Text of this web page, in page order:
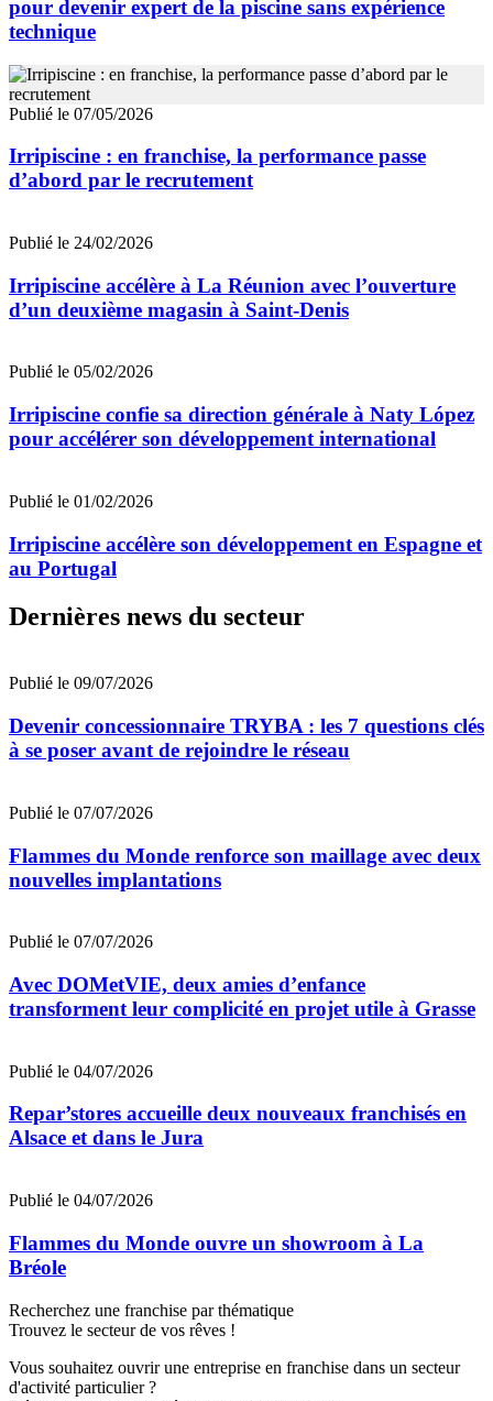
pour devenir expert de la piscine sans expérience
technique
Publié le 07/05/2026
Irripiscine : en franchise, la performance passe
d’abord par le recrutement
Publié le 24/02/2026
Irripiscine accélère à La Réunion avec l’ouverture
d’un deuxième magasin à Saint-Denis
Publié le 05/02/2026
Irripiscine confie sa direction générale à Naty López
pour accélérer son développement international
Publié le 01/02/2026
Irripiscine accélère son développement en Espagne et
au Portugal
Dernières news du secteur
Publié le 09/07/2026
Devenir concessionnaire TRYBA : les 7 questions clés
à se poser avant de rejoindre le réseau
Publié le 07/07/2026
Flammes du Monde renforce son maillage avec deux
nouvelles implantations
Publié le 07/07/2026
Avec DOMetVIE, deux amies d’enfance
transforment leur complicité en projet utile à Grasse
Publié le 04/07/2026
Repar’stores accueille deux nouveaux franchisés en
Alsace et dans le Jura
Publié le 04/07/2026
Flammes du Monde ouvre un showroom à La
Bréole
Recherchez une franchise par thématique
Trouvez le secteur de vos rêves !
Vous souhaitez ouvrir une entreprise en franchise dans un secteur
d'activité particulier ?